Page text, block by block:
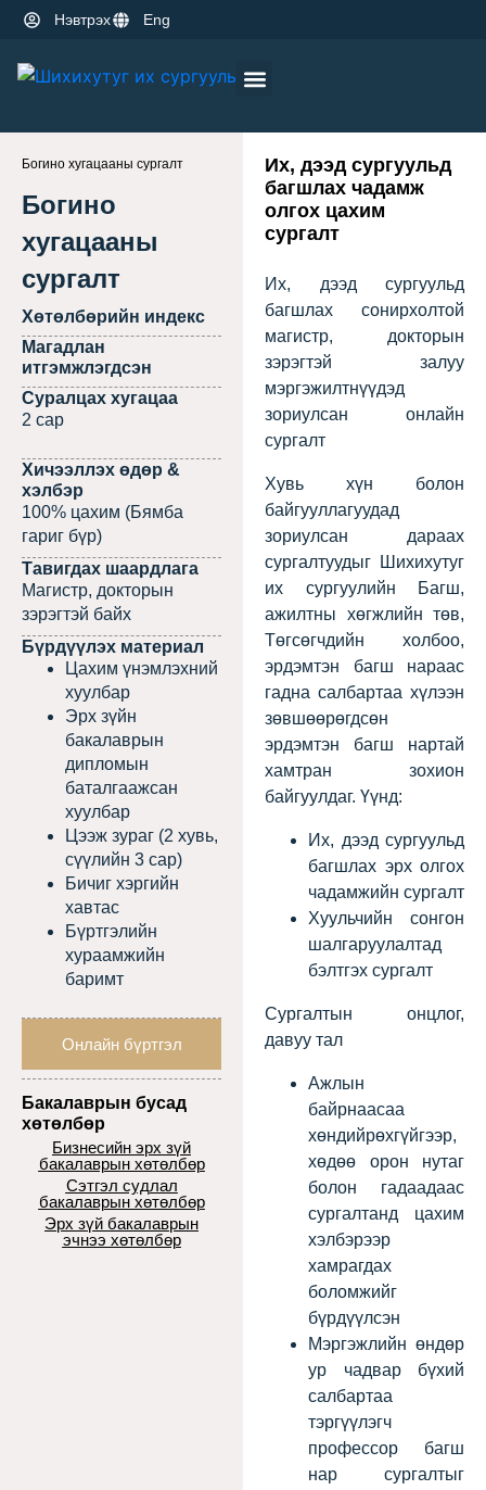
Нэвтрэх Eng
Богино хугацааны сургалт
Богино
хугацааны
сургалт
Хөтөлбөрийн индекс
Магадлан
итгэмжлэгдсэн
Суралцах хугацаа
2 сар
Хичээллэх өдөр &
хэлбэр
100% цахим (Бямба
гариг бүр)
Тавигдах шаардлага
Магистр, докторын
зэрэгтэй байх
Бүрдүүлэх материал
Цахим үнэмлэхний
хуулбар
Эрх зүйн
бакалаврын
дипломын
баталгаажсан
хуулбар
Цээж зураг (2 хувь,
сүүлийн 3 сар)
Бичиг хэргийн
хавтас
Бүртгэлийн
хураамжийн
баримт
Онлайн бүртгэл
Бакалаврын бусад
хөтөлбөр
Бизнесийн эрх зүй
бакалаврын хөтөлбөр
Сэтгэл судлал
бакалаврын хөтөлбөр
Эрх зүй бакалаврын
эчнээ хөтөлбөр
Их, дээд сургуульд
багшлах чадамж
олгох цахим
сургалт
Их, дээд сургуульд
багшлах сонирхолтой
магистр, докторын
зэрэгтэй залуу
мэргэжилтнүүдэд
зориулсан онлайн
сургалт
Хувь хүн болон
байгууллагуудад
зориулсан дараах
сургалтуудыг Шихихутуг
их сургуулийн Багш,
ажилтны хөгжлийн төв,
Төгсөгчдийн холбоо,
эрдэмтэн багш нараас
гадна салбартаа хүлээн
зөвшөөрөгдсөн
эрдэмтэн багш нартай
хамтран зохион
байгуулдаг. Үүнд:
Их, дээд сургуульд
багшлах эрх олгох
чадамжийн сургалт
Хуульчийн сонгон
шалгаруулалтад
бэлтгэх сургалт
Сургалтын онцлог,
давуу тал
Ажлын
байрнаасаа
хөндийрөхгүйгээр,
хөдөө орон нутаг
болон гадаадаас
сургалтанд цахим
хэлбэрээр
хамрагдах
боломжийг
бүрдүүлсэн
Мэргэжлийн өндөр
ур чадвар бүхий
салбартаа
тэргүүлэгч
профессор багш
нар сургалтыг